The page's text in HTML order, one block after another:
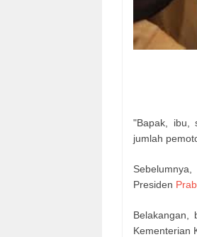
"Bapak, ibu,
jumlah
Presiden
Belakangan,
Kementerian